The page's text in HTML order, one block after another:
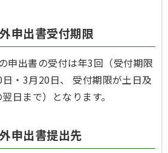
申出書受付期限
申出書の受付は年3回（受付期限
・3月20日、 受付期限が土日及
日まで）となります。
申出書提出先